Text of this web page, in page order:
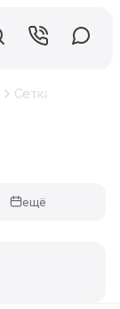
Сетка октагона
ещё